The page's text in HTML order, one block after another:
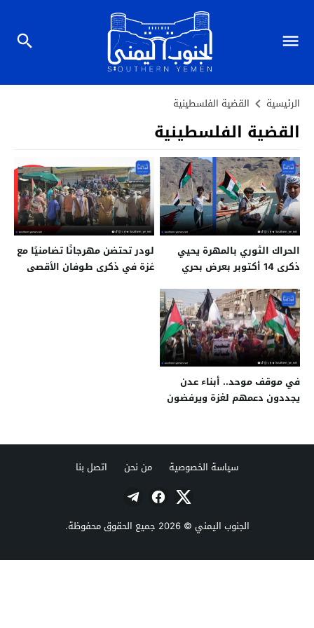
الرئيسية القضية الفلسطينية
القضية الفلسطينية
الحراك الثوري بالمهرة يحيي
ذكرى 14 أكتوبر بعرض بحري
الفلسطينية
لودر تحتضن مهرجانًا تضامنيًا مع
غزة في ذكرى طوفان الأقصى
في موقف موحد.. أبناء عدن
يجددون دعمهم لغزة ويرفضون
سياسة الخصوصية من نحن اتصل بنا
الجنوب اليمني © 2026 جميع الحقوق محفوظة.